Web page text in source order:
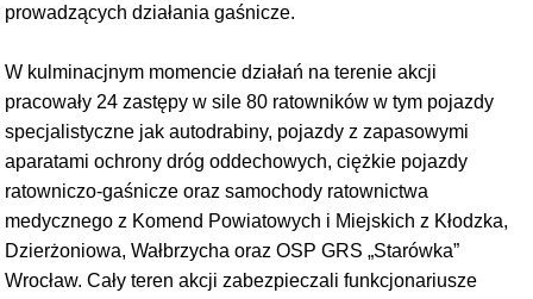
prowadzących działania gaśnicze.
W kulminacjnym momencie działań na terenie akcji
pracowały 24 zastępy w sile 80 ratowników w tym pojazdy
specjalistyczne jak autodrabiny, pojazdy z zapasowymi
aparatami ochrony dróg oddechowych, ciężkie pojazdy
ratowniczo-gaśnicze oraz samochody ratownictwa
medycznego z Komend Powiatowych i Miejskich z Kłodzka,
Dzierżoniowa, Wałbrzycha oraz OSP GRS „Starówka”
Wrocław. Cały teren akcji zabezpieczali funkcjonariusze